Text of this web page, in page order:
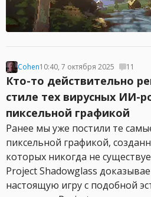
Cohen10:40, 7 октября 2025 11
Кто-то действительно
стиле тех вирусных ИИ-
пиксельной графикой
Ранее мы уже постили те
пиксельной графикой,
которых никогда не
Project Shadowglass
настоящую игру с подобной